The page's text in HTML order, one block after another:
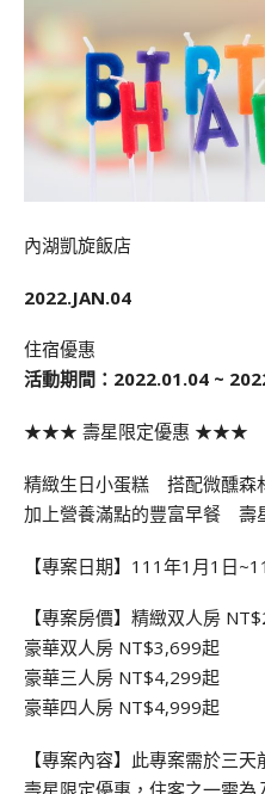
內湖凱旋飯店
2022.JAN.04
住宿優惠
活動期間：2022.01.04 ~
★★★ 壽星限定優惠 ★★★
精緻生日小蛋糕 搭配微醺森
加上營養滿點的豐富早餐 壽
【專案日期】111年1月1日
【專案房價】精緻双人房
豪華双人房 NT$3,699起
豪華三人房 NT$4,299起
豪華四人房 NT$4,999起
【專案內容】此專案需於三天